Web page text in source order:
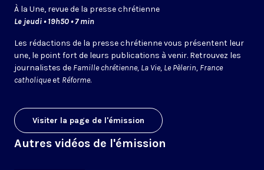
À la Une, revue de la presse chrétienne
Le jeudi • 19h50 • 7 min
Les rédactions de la presse chrétienne vous présentent leur
une, le point fort de leurs publications à venir. Retrouvez les
journalistes de Famille chrétienne, La Vie, Le Pèlerin, France
catholiqueet Réforme.
Visiter la page de l'émission
Autres vidéos de l'émission